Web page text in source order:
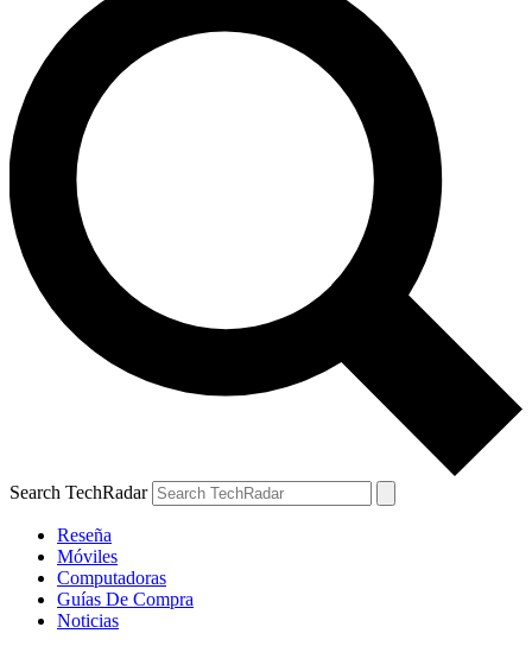
Search TechRadar
Reseña
Móviles
Computadoras
Guías De Compra
Noticias